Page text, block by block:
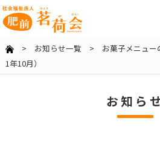
> お知らせ一覧 > お菓子メニュー
1年10月）
お知ら